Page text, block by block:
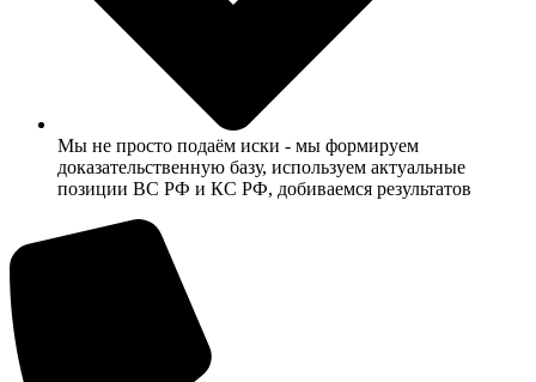
Мы не просто подаём иски - мы формируем
доказательственную базу, используем актуальные
позиции ВС РФ и КС РФ, добиваемся результатов